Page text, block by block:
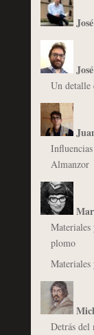
Un detalle
Almanzor
plomo
Detrás del